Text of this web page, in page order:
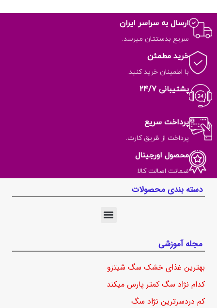
ارسال به سراسر ایران
سریع بدستتان میرسد.
خرید مطمئن
با اطمینان خرید کنید.
پشتیبانی 24/7
پرداخت سریع
پرداخت از ظریق کارت.
محصول اورجینال
ضمانت اصالت کالا
دسته بندی محصولات
مجله آموزشی
بهترین غذای خشک سگ شیتزو
کدام نژاد سگ کمتر پارس میکند
کم دردسرترین نژاد سگ